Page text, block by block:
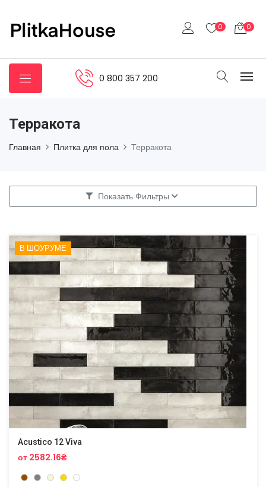
0 0
0 800 357 200
Терракота
Главная Плитка для пола Терракота
Показать Фильтры
В ШОУРУМЕ
Acustico 12 Viva
от 2582.16₴